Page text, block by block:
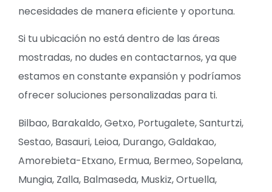
necesidades de manera eficiente y oportuna.
Si tu ubicación no está dentro de las áreas
mostradas, no dudes en contactarnos, ya que
estamos en constante expansión y podríamos
ofrecer soluciones personalizadas para ti.
Bilbao, Barakaldo, Getxo, Portugalete, Santurtzi,
Sestao, Basauri, Leioa, Durango, Galdakao,
Amorebieta-Etxano, Ermua, Bermeo, Sopelana,
Mungia, Zalla, Balmaseda, Muskiz, Ortuella,